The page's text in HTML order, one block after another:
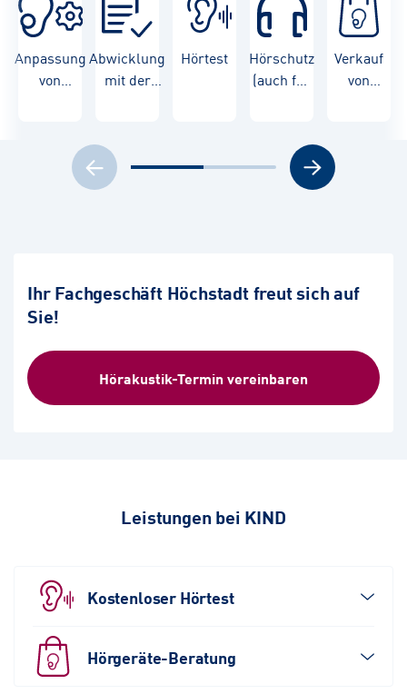
Anpassung
von
Abwicklung
mit der
Hörtest
Hörschutz
(auch für
Verkauf
von
Ihr Fachgeschäft Höchstadt freut sich auf
Sie!
Hörakustik-Termin vereinbaren
Leistungen bei KIND
Kostenloser Hörtest
Hörgeräte-Beratung